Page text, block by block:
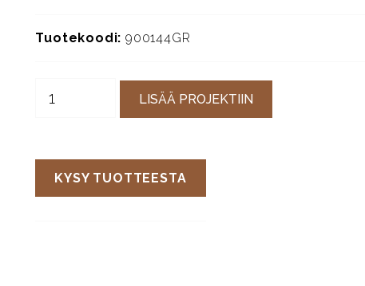
Tuotekoodi: 900144GR
LISÄÄ PROJEKTIIN
KYSY TUOTTEESTA